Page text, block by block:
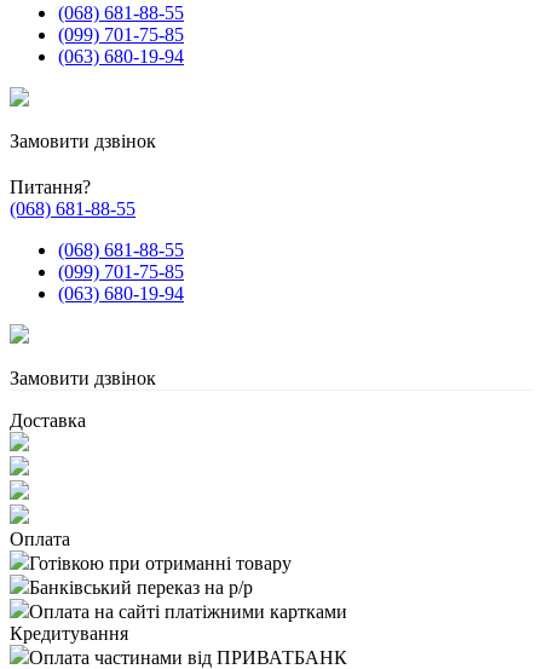
(068) 681-88-55
(099) 701-75-85
(063) 680-19-94
Замовити дзвінок
Питання?
(068) 681-88-55
(068) 681-88-55
(099) 701-75-85
(063) 680-19-94
Замовити дзвінок
Доставка
Оплата
Готівкою при отриманні товару
Банківський переказ на р/р
Оплата на сайті платіжними картками
Кредитування
Оплата частинами від ПРИВАТБАНК